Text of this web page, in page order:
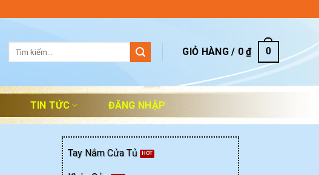
GIỎ HÀNG / 0₫ 0
TIN TỨC ĐĂNG NHẬP
Tay Nắm Cửa Tủ